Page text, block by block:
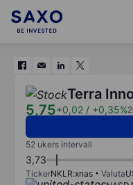
Terra
5,75+0,02 / +0,35%
52 ukers intervall
3,73
TickerNKLR:xnas Valuta